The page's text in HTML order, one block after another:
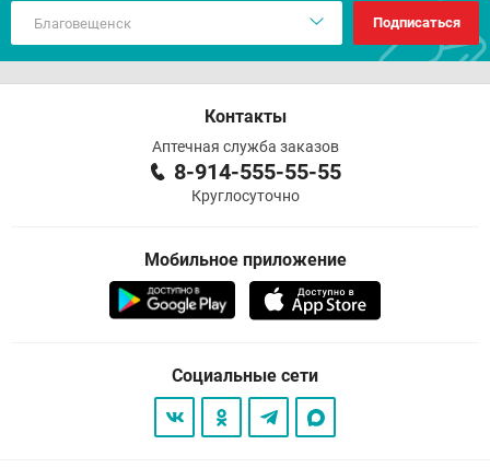
Подписаться
Контакты
Аптечная служба заказов
8-914-555-55-55
Круглосуточно
Мобильное приложение
Социальные сети